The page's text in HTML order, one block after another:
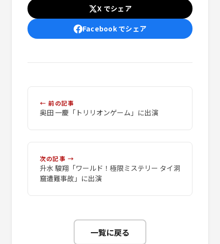
X でシェア
Facebook でシェア
← 前の記事
奥田 一慶「トリリオンゲーム」に出演
次の記事 →
升水 駿翔「ワールド！極限ミステリー タイ洞
窟遭難事故」に出演
一覧に戻る